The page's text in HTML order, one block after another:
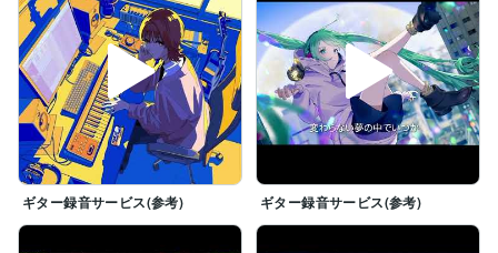
ギター録音サービス(参考) ギター録音サービス(参考)